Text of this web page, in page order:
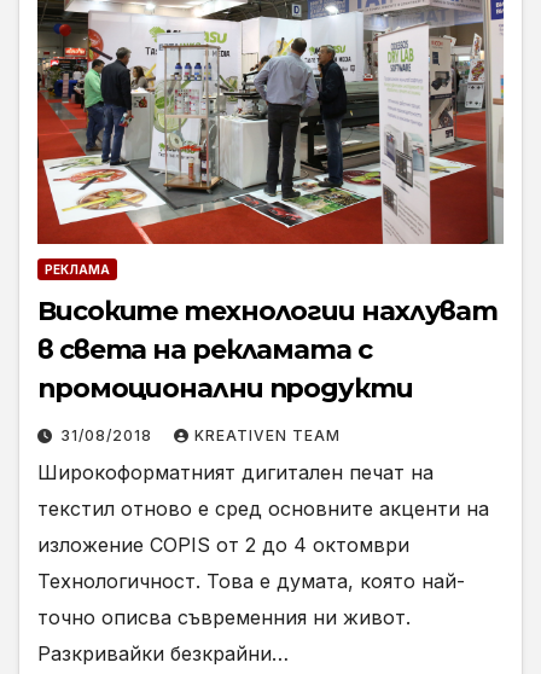
РЕКЛАМА
Високите технологии нахлуват
в света на рекламата с
промоционални продукти
31/08/2018 KREATIVEN TEAM
Широкоформатният дигитален печат на
текстил отново е сред основните акценти на
изложение COPIS от 2 до 4 октомври
Технологичност. Това е думата, която най-
точно описва съвременния ни живот.
Разкривайки безкрайни…